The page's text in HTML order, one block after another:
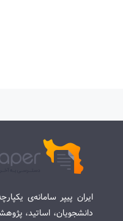
ایران پیپر سامانه‌ی
دانشجویان، اساتید،